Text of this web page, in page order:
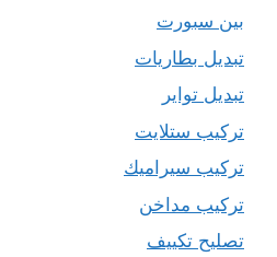
بين سبورت
تبديل بطاريات
تبديل تواير
تركيب ستلايت
تركيب سيراميك
تركيب مداخن
تصليح تكييف